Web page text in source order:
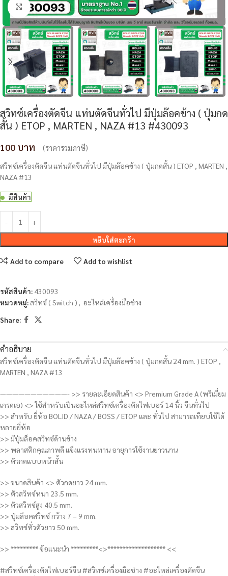
Click to enlarge
สวิทซ์เครื่องตัดจีน แท่นตัดจีนทั่วไป มีปุ่มล๊อคข้าง ( ปุ่มกด
สั้น ) ETOP , MARTEN , NAZA #13 #430093
100 (ราคารวมภาษี)
สวิทซ์เครื่องตัดจีน แท่นตัดจีนทั่วไป มีปุ่มล๊อคข้าง ( ปุ่มกดสั้น ) ETOP , MARTEN ,
NAZA #13
มีสินค้า
หยิบใส่ตะกร้า
Add to compare Add to wishlist
รหัสสินค้า: 430093
หมวดหมู่:สวิทซ์ ( Switch ) , อะไหล่เครื่องมือช่าง
Share:
คำอธิบาย
สวิทซ์เครื่องตัดจีน แท่นตัดจีนทั่วไป มีปุ่มล๊อคข้าง ( ปุ่มกดสั้น 24 mm. ) ETOP ,
MARTEN , NAZA #13
———————————- >> รายละเอียดสินค้า <> Premium Grade A (พรีเมี่ยม
เกรดเอ) <> ใช้สำหรับเป็นอะไหล่สวิทซ์เครื่องตัดไฟเบอร์ 14 นิ้ว จีนทั่วไป
>> สำหรับ ยี่ห้อ BOLID / NAZA / BOSS / ETOP และ ทั่วไป สามารถเทียบใช้ได้
หลายยี่ห้อ
>> มีปุ่มล็อคสวิทซ์ด้านข้าง
>> พลาสติกคุณภาพดี แข็งแรงทนทาน อายุการใช้งานยาวนาน
>> ตัวกดแบบหน้าสั้น
>> ขนาดสินค้า <> ตัวกดยาว 24 mm.
>> ตัวสวิทซ์หนา 23.5 mm.
>> ตัวสวิทซ์สูง 40.5 mm.
>> ปุ่มล็อคสวิทซ์ กว้าง 7 – 9 mm.
>> สวิทซ์ทั่วตัวยาว 50 mm.
>> ********* ข้อแนะนำ *********<>******************* <<
#สวิทซ์เครื่องตัดไฟเบอร์จีน #สวิทซ์เครื่องมือช่าง #อะไหล่เครื่องตัดจีน